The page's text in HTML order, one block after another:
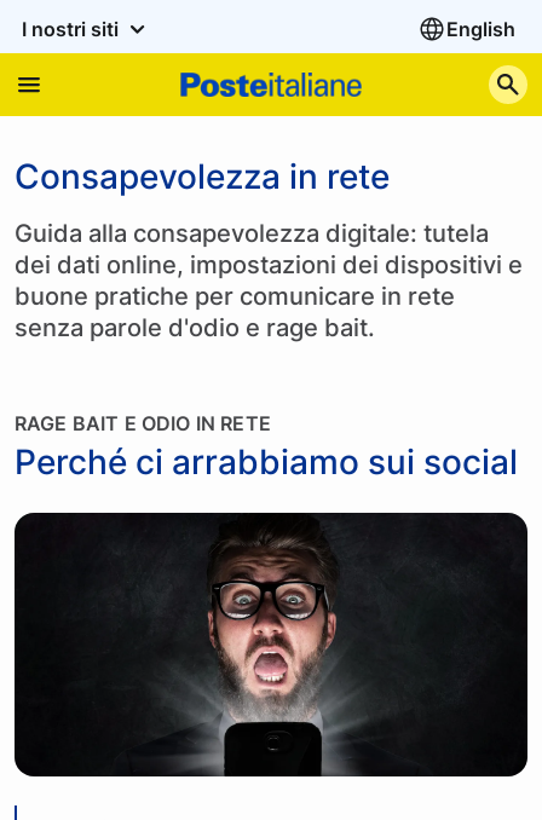
I nostri siti English
Consapevolezza in rete
Guida alla consapevolezza digitale: tutela
dei dati online, impostazioni dei dispositivi e
buone pratiche per comunicare in rete
senza parole d'odio e rage bait.
RAGE BAIT E ODIO IN RETE
Perché ci arrabbiamo sui social